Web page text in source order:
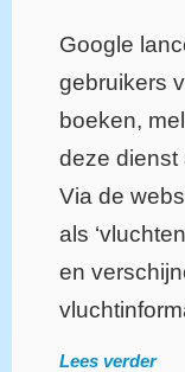
Google
gebruikers
boeken,
deze dienst
Via de
als
en
Lees verder